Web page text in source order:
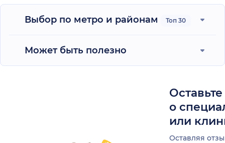
Выбор по метро и районам Топ 30
Может быть полезно
о
или
Оставляя